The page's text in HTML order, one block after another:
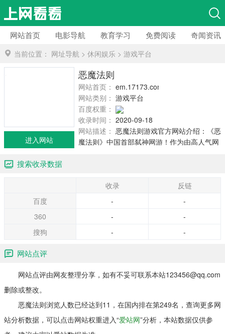
网站首页 电影导航 教育学习 免费阅读 奇闻资讯
当前位置： 网址导航 > 休闲娱乐 > 游戏平台
恶魔法则
网站首页： em.17173.com
网站类别： 游戏平台
百度权重：
收录时间： 2020-09-18
网站描述： 恶魔法则游戏官方网站介绍：《恶
魔法则》中国首部弑神网游！作为由高人气网
进入网站
搜索收录数据
收录
反链
百度
-
-
360
-
-
搜狗
- -
网站点评
网站点评由网友整理分享，如有不妥可联系本站123456@qq.com
删除或整改。
恶魔法则浏览人数已经达到11，在国内排在第249名，查询更多网
站分析数据，可以点击网站权重进入“爱站网”分析，本站数据仅供参